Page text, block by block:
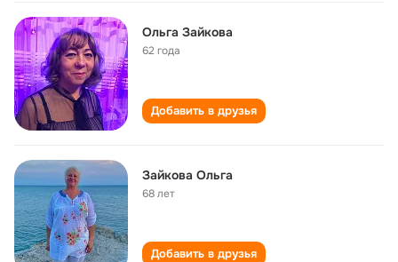
Ольга Зайкова
62 года
Добавить в друзья
Зайкова Ольга
68 лет
Добавить в друзья